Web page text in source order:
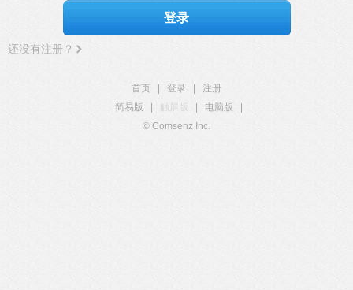
登录
还没有注册？
首页 登录
注册
简易版
触屏版 电脑版
© Comsenz Inc.